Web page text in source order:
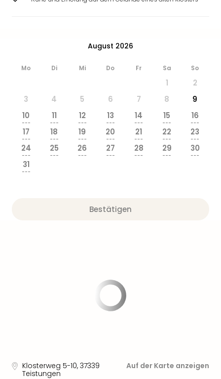
August 2026
Mo Di Mi Do Fr Sa So
1
2
3
4 5 6 7 8
9
10
---
11
---
12
---
13
---
14
---
15
---
16
---
17
---
18
---
19
---
20
---
21
---
22
---
23
---
24
---
25
---
26
---
27
---
28
---
29
---
30
---
31
---
Bestätigen
Klosterweg 5-10, 37339
Teistungen
Auf der Karte anzeigen